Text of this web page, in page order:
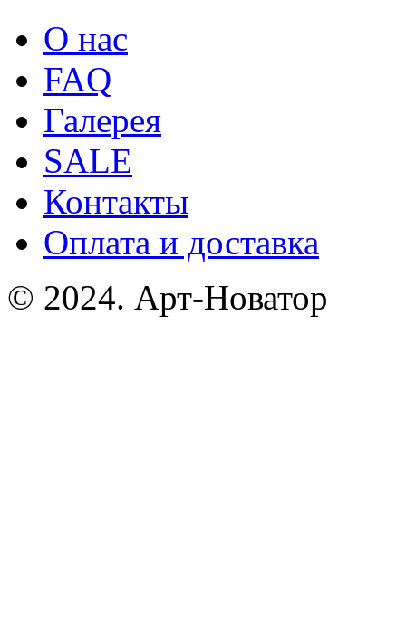
О нас
FAQ
Галерея
SALE
Контакты
Оплата и доставка
© 2024. Арт-Новатор